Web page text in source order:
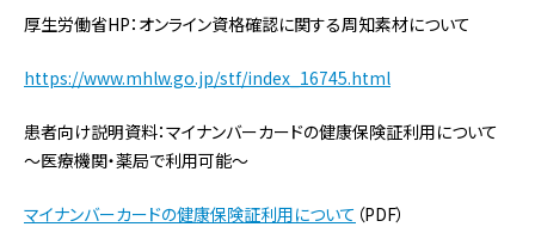
厚生労働省HP：オンライン資格確認に関する周知素材について
https://www.mhlw.go.jp/stf/index_16745.html
患者向け説明資料：マイナンバーカードの健康保険証利用について
～医療機関・薬局で利用可能～
マイナンバーカードの健康保険証利用について （PDF）